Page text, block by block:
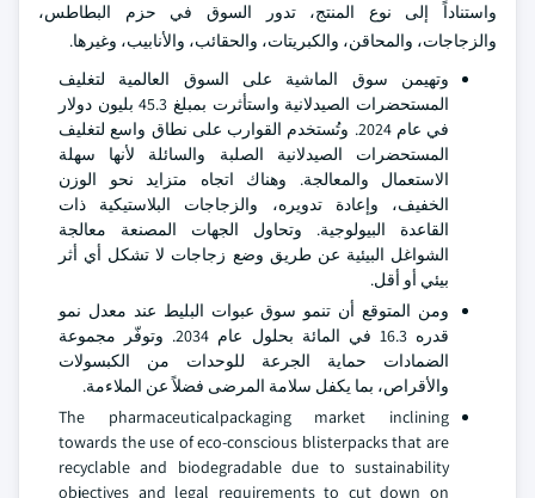
واستناداً إلى نوع المنتج، تدور السوق في حزم البطاطس،
والزجاجات، والمحاقن، والكبريتات، والحقائب، والأنابيب، وغيرها.
وتهيمن سوق الماشية على السوق العالمية لتغليف
المستحضرات الصيدلانية واستأثرت بمبلغ 45.3 بليون دولار
في عام 2024. وتُستخدم القوارب على نطاق واسع لتغليف
المستحضرات الصيدلانية الصلبة والسائلة لأنها سهلة
الاستعمال والمعالجة. وهناك اتجاه متزايد نحو الوزن
الخفيف، وإعادة تدويره، والزجاجات البلاستيكية ذات
القاعدة البيولوجية. وتحاول الجهات المصنعة معالجة
الشواغل البيئية عن طريق وضع زجاجات لا تشكل أي أثر
بيئي أو أقل.
ومن المتوقع أن تنمو سوق عبوات البليط عند معدل نمو
قدره 16.3 في المائة بحلول عام 2034. وتوفّر مجموعة
الضمادات حماية الجرعة للوحدات من الكبسولات
والأقراص، بما يكفل سلامة المرضى فضلاً عن الملاءمة.
The pharmaceuticalpackaging market inclining
towards the use of eco-conscious blisterpacks that are
recyclable and biodegradable due to sustainability
objectives and legal requirements to cut down on